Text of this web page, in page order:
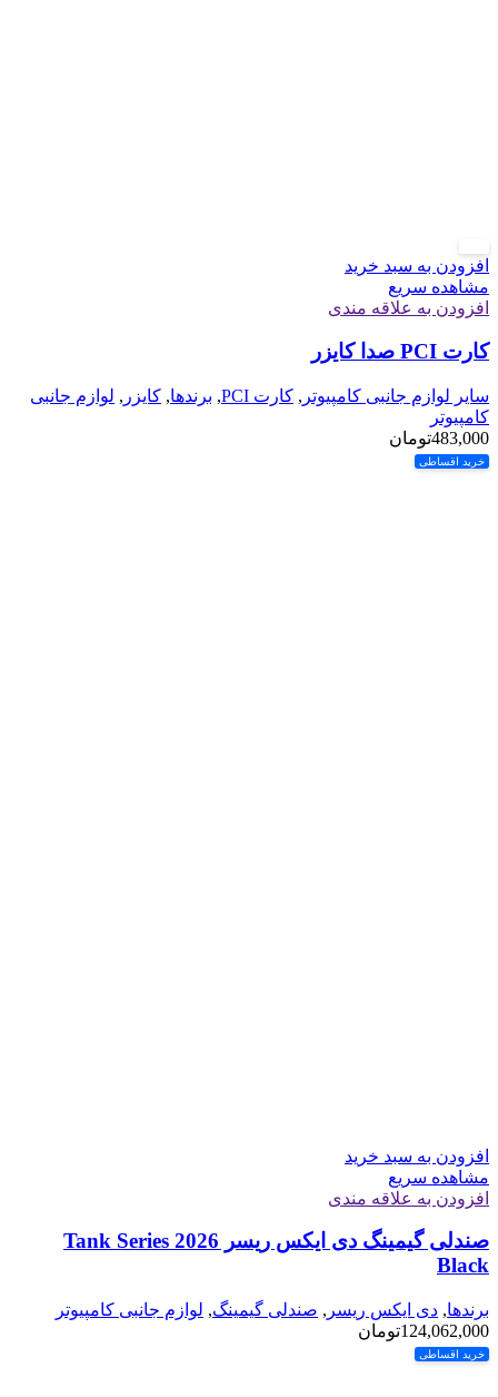
افزودن به سبد خرید
مشاهده سریع
افزودن به علاقه مندی
کارت PCI صدا کایزر
سایر لوازم جانبی کامپیوتر , کارت PCI , برندها, کایزر , لوازم جانبی
کامپیوتر
483,000تومان
خرید اقساطی
افزودن به سبد خرید
مشاهده سریع
افزودن به علاقه مندی
صندلی گیمینگ دی ایکس ریسر Tank Series 2026
Black
برندها, دی ایکس ریسر , صندلی گیمینگ, لوازم جانبی کامپیوتر
124,062,000تومان
خرید اقساطی